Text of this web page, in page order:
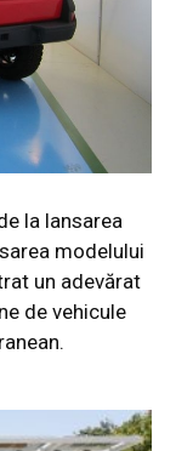
la lansarea
modelului
un adevărat
de vehicule